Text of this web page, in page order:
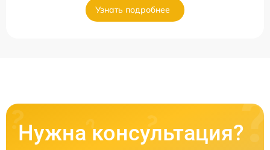
Узнать подробнее
Нужна консультация?